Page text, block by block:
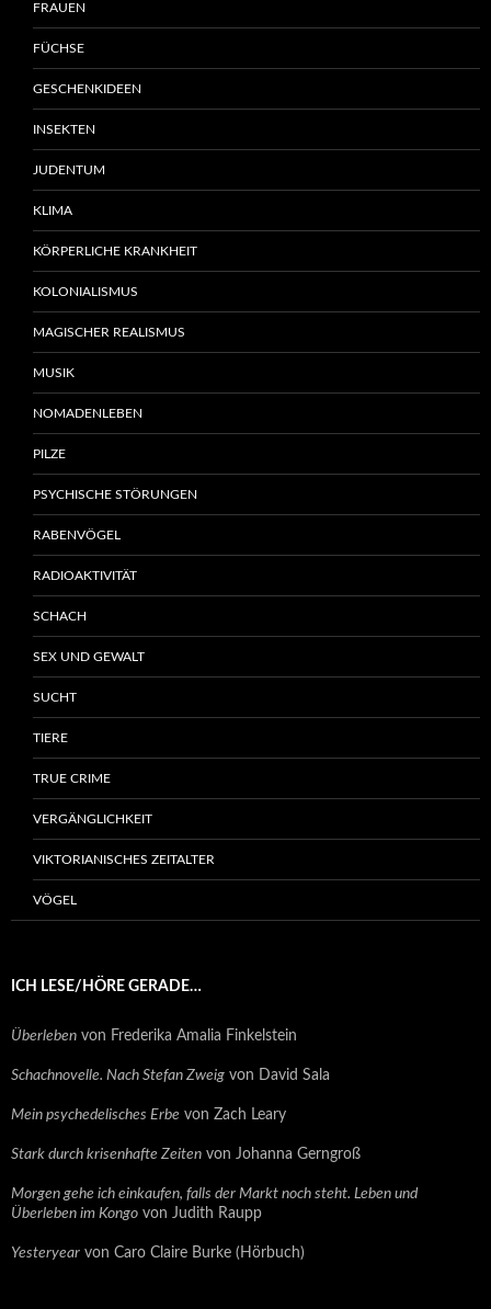
FRAUEN
FÜCHSE
GESCHENKIDEEN
INSEKTEN
JUDENTUM
KLIMA
KÖRPERLICHE KRANKHEIT
KOLONIALISMUS
MAGISCHER REALISMUS
MUSIK
NOMADENLEBEN
PILZE
PSYCHISCHE STÖRUNGEN
RABENVÖGEL
RADIOAKTIVITÄT
SCHACH
SEX UND GEWALT
SUCHT
TIERE
TRUE CRIME
VERGÄNGLICHKEIT
VIKTORIANISCHES ZEITALTER
VÖGEL
ICH LESE/HÖRE GERADE…
Überleben von Frederika Amalia Finkelstein
Schachnovelle. Nach Stefan Zweig von David Sala
Mein psychedelisches Erbe von Zach Leary
Stark durch krisenhafte Zeiten von Johanna Gerngroß
Morgen gehe ich einkaufen, falls der Markt noch steht. Leben und
Überleben im Kongo von Judith Raupp
Yesteryear von Caro Claire Burke (Hörbuch)